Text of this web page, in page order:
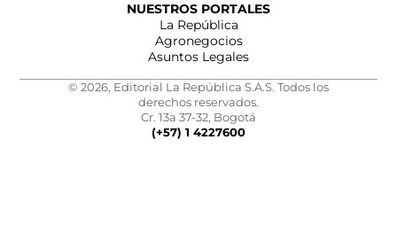
NUESTROS PORTALES
La República
Agronegocios
Asuntos Legales
© 2026, Editorial La República S.A.S. Todos los
derechos reservados.
Cr. 13a 37-32, Bogotá
(+57) 1 4227600